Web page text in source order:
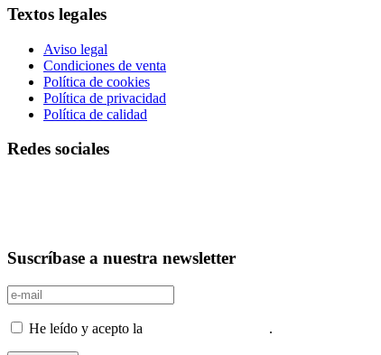
Textos legales
Aviso legal
Condiciones de venta
Política de cookies
Política de privacidad
Política de calidad
Redes sociales
Suscríbase a nuestra newsletter
He leído y acepto la .